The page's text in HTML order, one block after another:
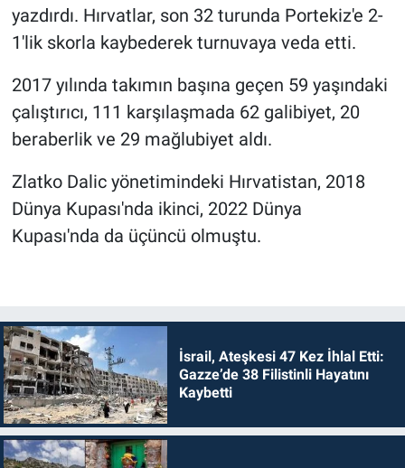
yazdırdı. Hırvatlar, son 32 turunda Portekiz'e 2-
1'lik skorla kaybederek turnuvaya veda etti.
2017 yılında takımın başına geçen 59 yaşındaki
çalıştırıcı, 111 karşılaşmada 62 galibiyet, 20
beraberlik ve 29 mağlubiyet aldı.
Zlatko Dalic yönetimindeki Hırvatistan, 2018
Dünya Kupası'nda ikinci, 2022 Dünya
Kupası'nda da üçüncü olmuştu.
İsrail, Ateşkesi 47 Kez İhlal Etti:
Gazze’de 38 Filistinli Hayatını
Kaybetti